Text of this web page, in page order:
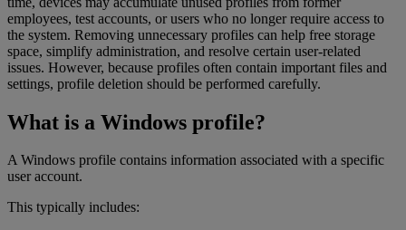
employees, test accounts, or users who no longer require access to
the system. Removing unnecessary profiles can help free storage
space, simplify administration, and resolve certain user-related
issues. However, because profiles often contain important files and
settings, profile deletion should be performed carefully.
What is a Windows profile?
A Windows profile contains information associated with a specific
user account.
This typically includes: